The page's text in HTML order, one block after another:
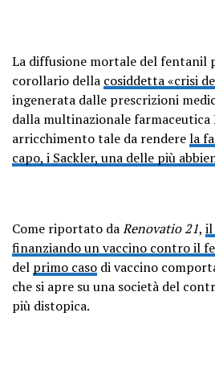
La diffusione mortale del fentanil
corollario della cosiddetta «crisi
ingenerata dalle prescrizioni
dalla multinazionale farmaceutica
arricchimento tale da renderela
capo, i Sackler, una delle più
Come riportato daRenovatio 21, il
finanziando un vaccino contro il
del primo caso di vaccino
che si apre su una società del
più distopica.